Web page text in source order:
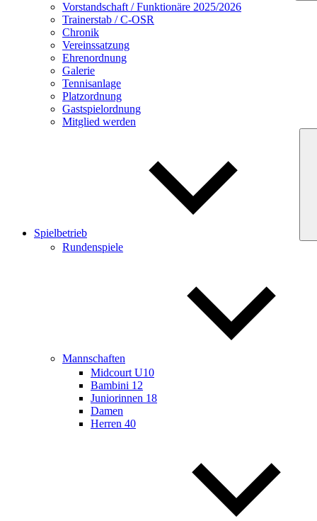
Vorstandschaft / Funktionäre 2025/2026
Trainerstab / C-OSR
Chronik
Vereinssatzung
Ehrenordnung
Galerie
Tennisanlage
Platzordnung
Gastspielordnung
Mitglied werden
Spielbetrieb
Rundenspiele
Mannschaften
Midcourt U10
Bambini 12
Juniorinnen 18
Damen
Herren 40